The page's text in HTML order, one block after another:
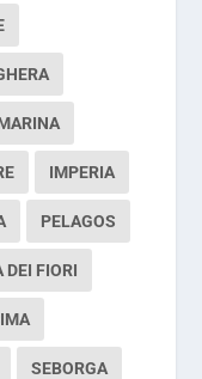
IMPERIA
PELAGOS
DEI FIORI
SEBORGA